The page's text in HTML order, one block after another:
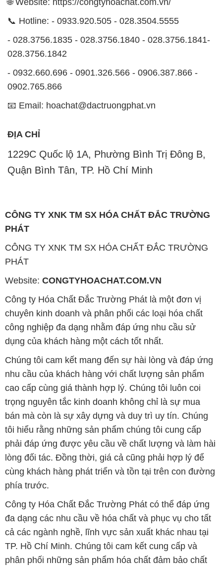
0902.765.866
📧 Email: hoachat@dactruongphat.vn
ĐỊA CHỈ
1229C Quốc lộ 1A, Phường Bình Trị Đông B,
Quận Bình Tân, TP. Hồ Chí Minh
CÔNG TY XNK TM SX HÓA CHẤT ĐẮC TRƯỜNG
PHÁT
Website:CONGTYHOACHAT.COM.VN
chuyên kinh doanh và phân phối các loại hóa chất
công nghiệp đa dạng nhằm đáp ứng nhu cầu sử
dụng của khách hàng một cách tốt nhất.
Chúng tôi cam kết mang đến sự hài lòng và đáp ứng
nhu cầu của khách hàng với chất lượng sản phẩm
cao cấp cùng giá thành hợp lý. Chúng tôi luôn coi
trọng nguyên tắc kinh doanh không chỉ là sự mua
bán mà còn là sự xây dựng và duy trì uy tín. Chúng
tôi hiểu rằng những sản phẩm chúng tôi cung cấp
phải đáp ứng được yêu cầu về chất lượng và làm hài
lòng đối tác. Đồng thời, giá cả cũng phải hợp lý để
cùng khách hàng phát triển và tồn tại trên con đường
phía trước.
Công ty Hóa Chất Đắc Trường Phát có thể đáp ứng
đa dạng các nhu cầu về hóa chất và phục vụ cho tất
cả các ngành nghề, lĩnh vực sản xuất khác nhau tại
TP. Hồ Chí Minh. Chúng tôi cam kết cung cấp và
phân phối những sản phẩm hóa chất đảm bảo chất
lượng và giá thành tốt nhất.
Danh mục sản phẩm của chúng tôi bao gồm, nhưng
không giới hạn:
1. Hóa chất công nghiệp: Chất tẩy rửa, chất chống ăn